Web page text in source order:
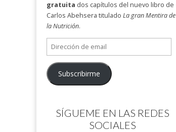
gratuita dos capítulos del nuevo libro de
Carlos Abehsera titulado La gran Mentira de
la Nutrición.
Dirección
de
email
Subscribirme
SÍGUEME EN LAS REDES
SOCIALES